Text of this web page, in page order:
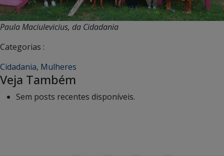
Paula Maciulevicius, da Cidadania
Categorias :
Cidadania, Mulheres
Veja Também
Sem posts recentes disponíveis.